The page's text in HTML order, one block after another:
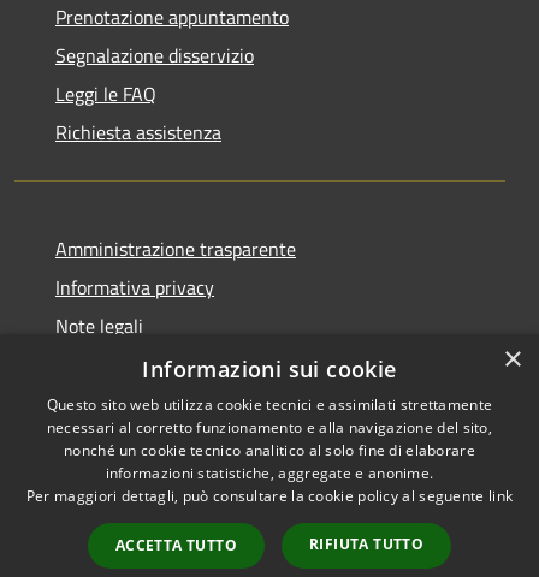
Prenotazione appuntamento
Segnalazione disservizio
Leggi le FAQ
Richiesta assistenza
Amministrazione trasparente
Informativa privacy
Note legali
Dichiarazione di accessibilità
RSS
Accessibilità
Copyright © 2026 • Comune di
Gaggiano • Powered by
Municipium•
Accesso
×
Informazioni sui cookie
Questo sito web utilizza cookie tecnici e assimilati strettamente
necessari al corretto funzionamento e alla navigazione del sito,
nonché un cookie tecnico analitico al solo fine di elaborare
informazioni statistiche, aggregate e anonime.
Per maggiori dettagli, può consultare la cookie policy al seguente link
ACCETTA TUTTO RIFIUTA TUTTO